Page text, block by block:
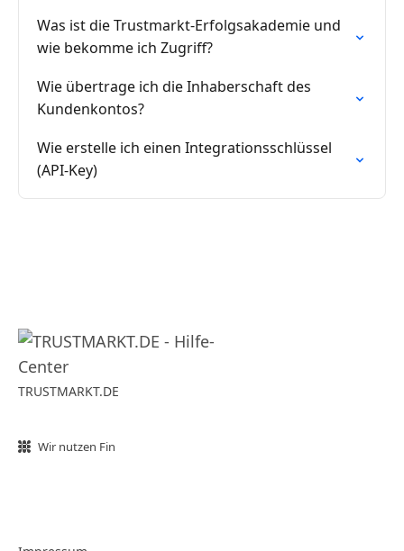
Was ist die Trustmarkt-Erfolgsakademie und
wie bekomme ich Zugriff?
Wie übertrage ich die Inhaberschaft des
Kundenkontos?
Wie erstelle ich einen Integrationsschlüssel
(API-Key)
TRUSTMARKT.DE
Wir nutzen Fin